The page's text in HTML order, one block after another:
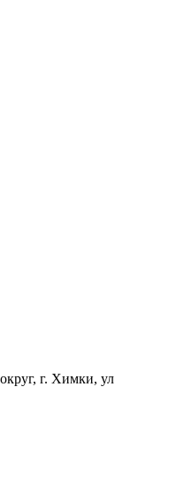
г. Химки, ул